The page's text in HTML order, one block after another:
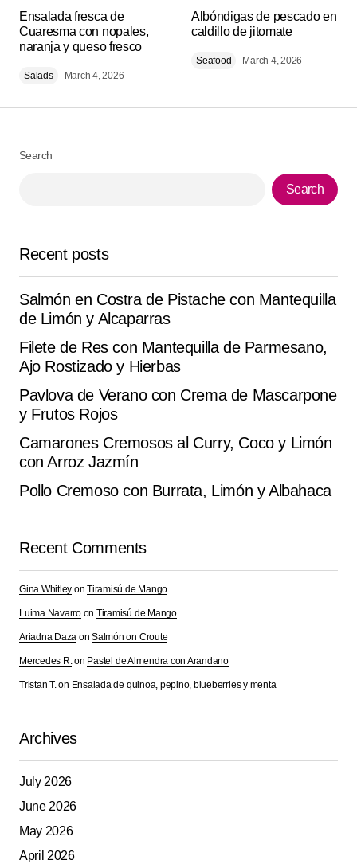
Required fields are marked*
Your Name
Save my name, email, and website in this browser for
the next time I comment.
Submit Comment
Ensalada fresca de
Cuaresma con nopales,
naranja y queso fresco
Salads March 4, 2026
Albóndigas de pescado en
caldillo de jitomate
Seafood March 4, 2026
Search
Search
Recent posts
Salmón en Costra de Pistache con Mantequilla
de Limón y Alcaparras
Filete de Res con Mantequilla de Parmesano,
Ajo Rostizado y Hierbas
Pavlova de Verano con Crema de Mascarpone
y Frutos Rojos
Camarones Cremosos al Curry, Coco y Limón
con Arroz Jazmín
Pollo Cremoso con Burrata, Limón y Albahaca
Recent Comments
Gina Whitley onTiramisú de Mango
Luima Navarroon Tiramisú de Mango
Ariadna Daza onSalmón on Croute
Mercedes R.on Pastel de Almendra con Arandano
Tristan T.on Ensalada de quinoa, pepino, blueberries y menta
Archives
July 2026
June 2026
May 2026
April 2026